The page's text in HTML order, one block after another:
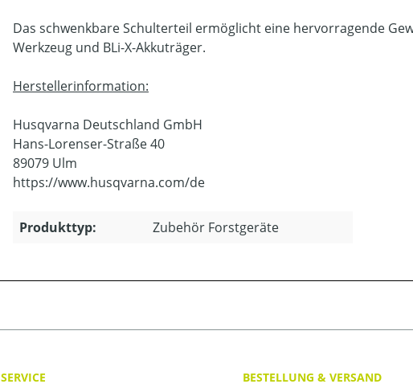
Das schwenkbare Schulterteil ermöglicht eine hervorragende
Werkzeug und BLi-X-Akkuträger.
Herstellerinformation:
Husqvarna Deutschland GmbH
Hans-Lorenser-Straße 40
89079 Ulm
https://www.husqvarna.com/de
Produkttyp: Zubehör Forstgeräte
SERVICE
BESTELLUNG & VERSAND